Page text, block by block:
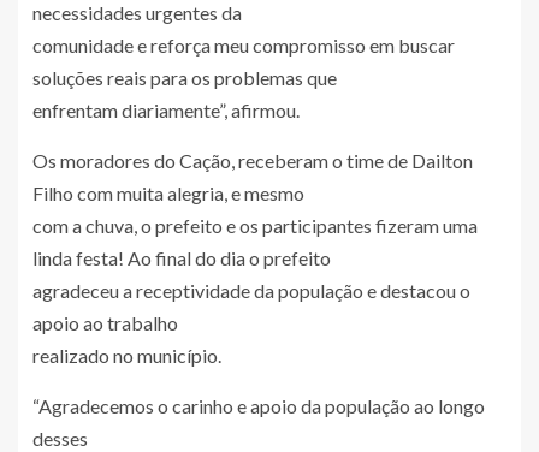
necessidades urgentes da
comunidade e reforça meu compromisso em buscar
soluções reais para os problemas que
enfrentam diariamente”, afirmou.
Os moradores do Cação, receberam o time de Dailton
Filho com muita alegria, e mesmo
com a chuva, o prefeito e os participantes fizeram uma
linda festa! Ao final do dia o prefeito
agradeceu a receptividade da população e destacou o
apoio ao trabalho
realizado no município.
“Agradecemos o carinho e apoio da população ao longo
desses